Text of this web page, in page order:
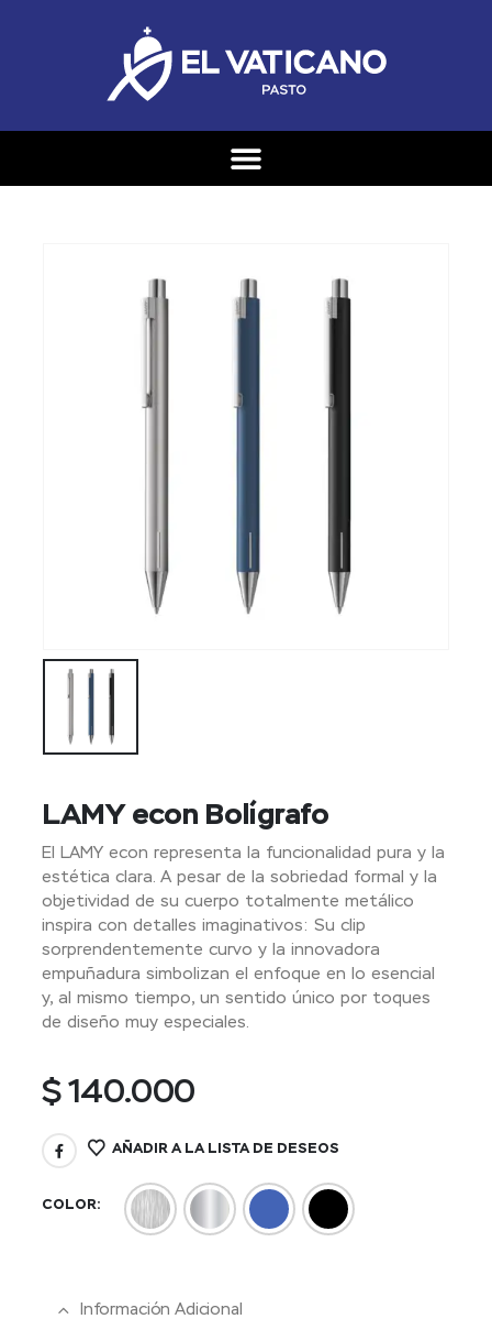
LAMY econ Bolígrafo
El LAMY econ representa la funcionalidad pura y la
estética clara. A pesar de la sobriedad formal y la
objetividad de su cuerpo totalmente metálico
inspira con detalles imaginativos: Su clip
sorprendentemente curvo y la innovadora
empuñadura simbolizan el enfoque en lo esencial
y, al mismo tiempo, un sentido único por toques
de diseño muy especiales.
$140.000
AÑADIR A LA LISTA DE DESEOS
COLOR
Información Adicional